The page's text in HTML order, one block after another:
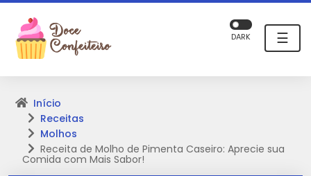
☰
DARK
Início
Receitas
Molhos
Receita de Molho de Pimenta Caseiro: Aprecie sua
Comida com Mais Sabor!